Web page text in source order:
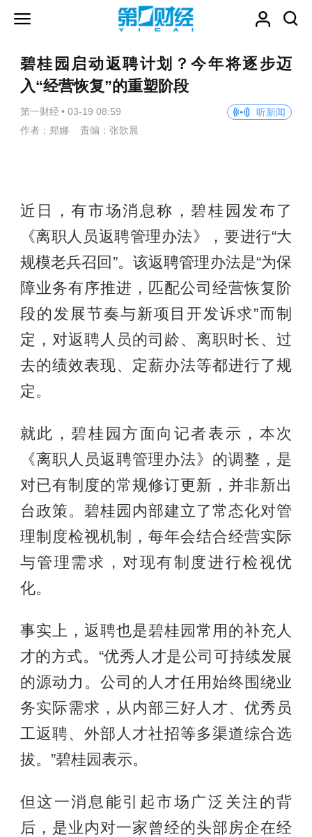
碧桂园启动返聘计划？今年将逐步迈
入“经营恢复”的重塑阶段
第一财经 • 03-19 08:59
听新闻
作者：郑娜 责编：张歆晨
近日，有市场消息称，碧桂园发布了
《离职人员返聘管理办法》，要进行“大
规模老兵召回”。该返聘管理办法是“为保
障业务有序推进，匹配公司经营恢复阶
段的发展节奏与新项目开发诉求”而制
定，对返聘人员的司龄、离职时长、过
去的绩效表现、定薪办法等都进行了规
定。
就此，碧桂园方面向记者表示，本次
《离职人员返聘管理办法》的调整，是
对已有制度的常规修订更新，并非新出
台政策。碧桂园内部建立了常态化对管
理制度检视机制，每年会结合经营实际
与管理需求，对现有制度进行检视优
化。
事实上，返聘也是碧桂园常用的补充人
才的方式。“优秀人才是公司可持续发展
的源动力。公司的人才任用始终围绕业
务实际需求，从内部三好人才、优秀员
工返聘、外部人才社招等多渠道综合选
拔。”碧桂园表示。
但这一消息能引起市场广泛关注的背
后，是业内对一家曾经的头部房企在经